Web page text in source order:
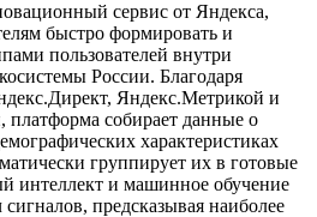
сервис от Яндекса,
быстро формировать и
пользователей внутри
России. Благодаря
Яндекс.Метрикой и
собирает данные о
характеристиках
группирует их в готовые
интеллект и машинное обучение
предсказывая наиболее